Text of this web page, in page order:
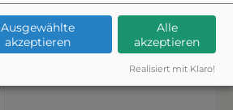
Stadtwanderweg 3 -
Hameau
Ausgewählte
akzeptieren
Alle
akzeptieren
Realisiert mit Klaro!